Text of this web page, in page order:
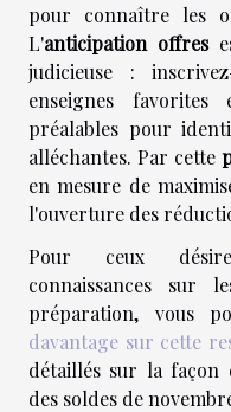
pour connaître les
L'anticipation offres
judicieuse :
enseignes
préalables pour
alléchantes. Par cette
en mesure de
l'ouverture des
Pour ceux
connaissances sur
préparation, vous
davantage sur cette
détaillés sur la façon
des soldes de